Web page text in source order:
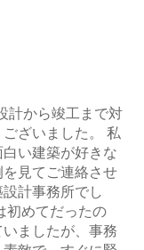
計から竣工まで対
ざいました。 私
い建築が好きな
見てご連絡させ
計事務所でし
初めてだったの
ましたが、事務